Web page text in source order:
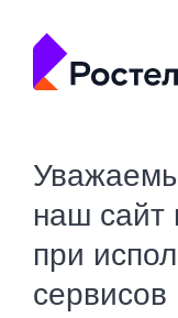
наш сайт
при
сервисов